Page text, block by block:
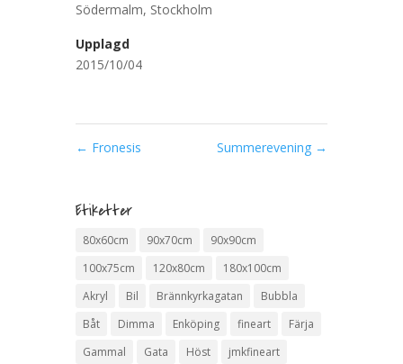
Södermalm, Stockholm
Upplagd
2015/10/04
← Fronesis Summerevening →
Etiketter
80x60cm 90x70cm
90x90cm
100x75cm
120x80cm
180x100cm
Akryl
Bil Brännkyrkagatan
Bubbla
Båt
Dimma Enköping fineart
Färja
Gammal
Gata Höst
jmkfineart